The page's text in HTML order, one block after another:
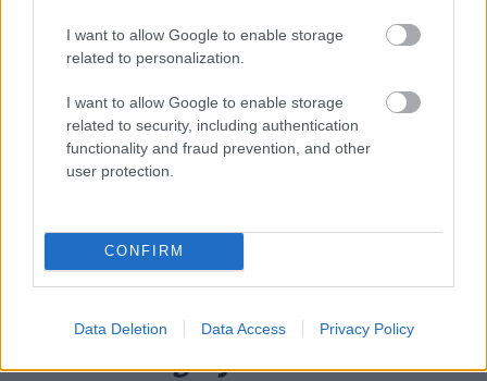
I want to allow Google to enable storage
related to personalization.
I want to allow Google to enable storage
related to security, including authentication
functionality and fraud prevention, and other
user protection.
CONFIRM
Data Deletion Data Access Privacy Policy
Teljesen elvesztette a reményt,
csak túlélni akar a pályán a
MotoGP világbajnoka